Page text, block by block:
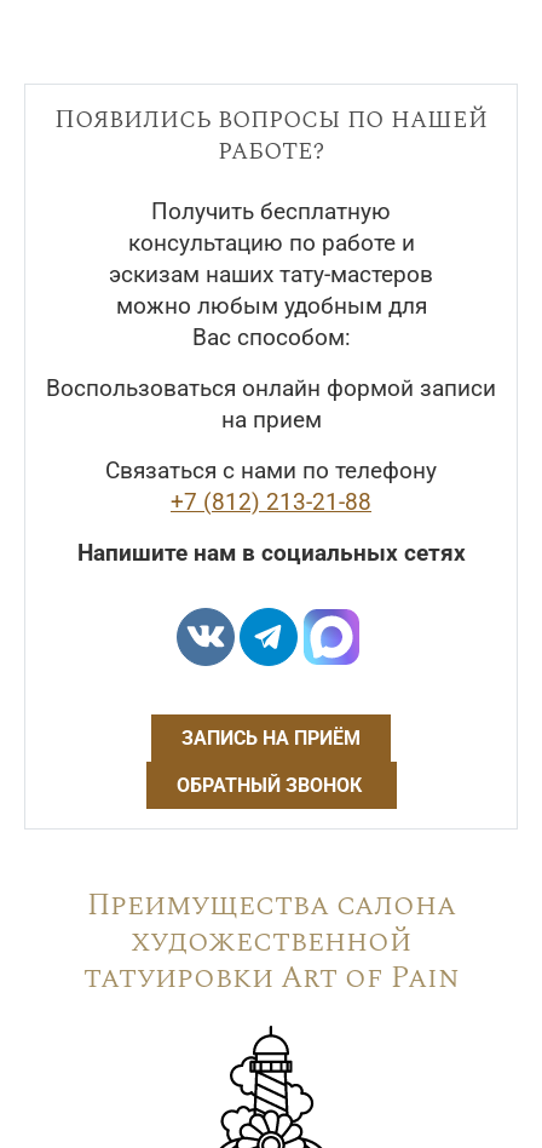
Появились вопросы по нашей
работе?
Получить бесплатную
консультацию по работе и
эскизам наших тату-мастеров
можно любым удобным для
Вас способом:
Воспользоваться онлайн формой записи
на прием
Связаться с нами по телефону
+7 (812) 213-21-88
Напишите нам в социальных сетях
ЗАПИСЬ НА ПРИЁМ
ОБРАТНЫЙ ЗВОНОК
Преимущества салона
художественной
татуировки Art of Pain